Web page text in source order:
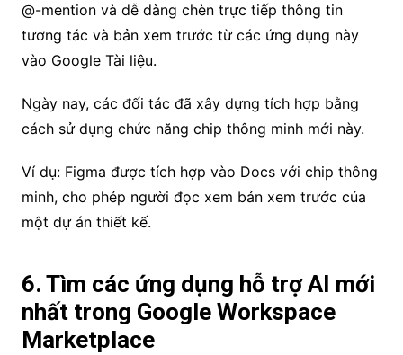
@-mention và dễ dàng chèn trực tiếp thông tin
tương tác và bản xem trước từ các ứng dụng này
vào Google Tài liệu.
Ngày nay, các đối tác đã xây dựng tích hợp bằng
cách sử dụng chức năng chip thông minh mới này.
Ví dụ: Figma được tích hợp vào Docs với chip thông
minh, cho phép người đọc xem bản xem trước của
một dự án thiết kế.
6. Tìm các ứng dụng hỗ trợ AI mới
nhất trong Google Workspace
Marketplace